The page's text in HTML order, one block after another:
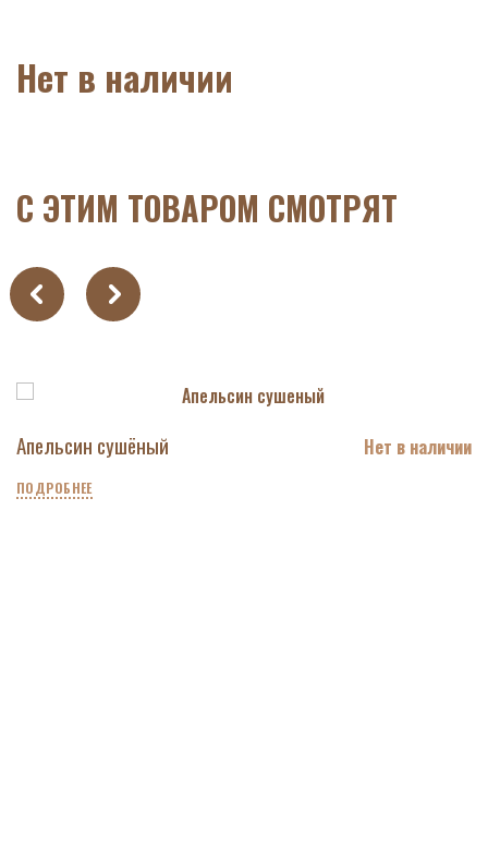
Нет в наличии
C ЭТИМ ТОВАРОМ СМОТРЯТ
Апельсин сушёный Нет в наличии
ПОДРОБНЕЕ